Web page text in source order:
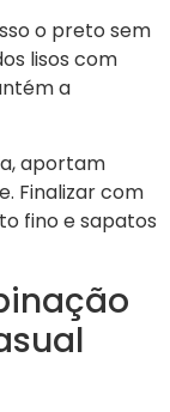
o preto sem
lisos com
a
aportam
Finalizar com
fino e sapatos